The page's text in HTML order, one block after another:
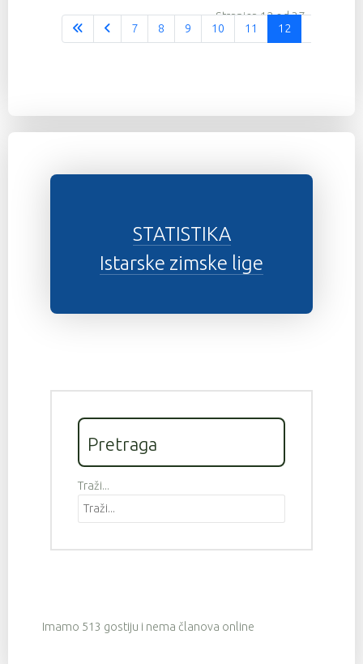
Stranica 12 od 37
7
8 9 10 11 12
STATISTIKA
Istarske zimske lige
Pretraga
Traži...
Imamo 513 gostiju i nema članova online